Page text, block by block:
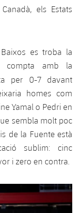
els Estats
es troba la
compta amb la
per 0-7 davant
homes com
Yamal o Pedri en
sembla molt poc
de la Fuente està
sublim: cinc
i zero en contra.